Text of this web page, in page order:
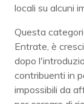
locali su alcuni
Questa
Entrate, è
dopo
contribuenti in
impossibili da